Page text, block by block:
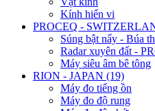
Kính hiển vi
PROCEQ -
Súng bật nẩy - Búa
Radar xuyên đất -
Máy siêu âm bê tông
RION - JAPAN (19)
Máy đo tiếng ồn
Máy đo độ rung